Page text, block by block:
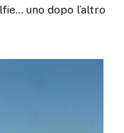
uno dopo l’altro